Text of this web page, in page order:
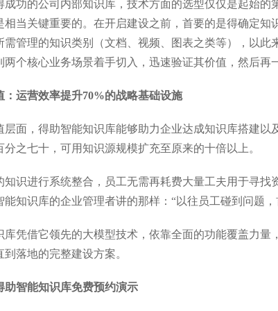
成功的公司内部知识库，技术方面的选型仅仅是起始
相当关键重要的。在开启建设之前，首要的是得确定知
需管理的知识类别（文档、视频、图表之类等），以
两个核心业务场景着手切入，迅速验证其价值，然后再
：运营效率提升70%的战略基础设施
层面，得助智能知识库能够助力企业达成知识库搭建
分之七十，可用知识源规模扩充至原来的十倍以上。
知识进行系统整合，员工无需再耗费大量工夫用于寻
能知识库的企业管理者讲的那样：“以往员工碰到问题
库凭借它领先的大模型技术，依靠全面的功能覆盖力
落地的完整建设方案。
助智能知识库免费预约演示